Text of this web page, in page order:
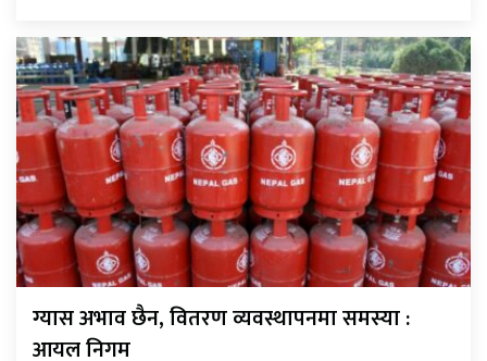
ग्यास अभाव छैन, वितरण व्यवस्थापनमा समस्या :
आयल निगम